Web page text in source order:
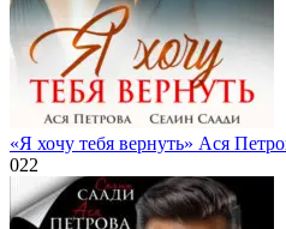
«Я хочу тебя вернуть» Ася
022